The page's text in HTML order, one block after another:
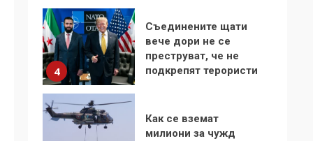
4
Съединените щати
вече дори не се
преструват, че не
подкрепят терористи
Как се вземат
милиони за чужд